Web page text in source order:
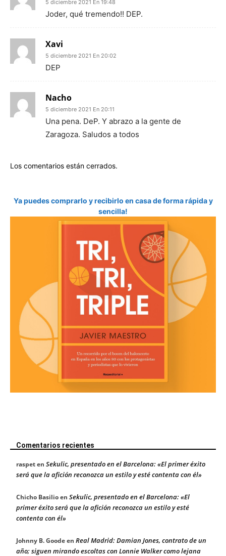
5 diciembre 2021 En 19:48
Joder, qué tremendo!! DEP.
Xavi
5 diciembre 2021 En 20:02
DEP
Nacho
5 diciembre 2021 En 20:11
Una pena. DeP. Y abrazo a la gente de
Zaragoza. Saludos a todos
Los comentarios están cerrados.
Ya puedes comprarlo y recibirlo en casa de forma rápida y
sencilla!
Comentarios recientes
raspeten Sekulic, presentado en el Barcelona: «El primer éxito
será que la afición reconozca un estilo y esté contenta con él»
Chicho Basilioen Sekulic, presentado en el Barcelona: «El
primer éxito será que la afición reconozca un estilo y esté
contenta con él»
Johnny B. Goodeen Real Madrid: Damian Jones, contrato de un
año; siguen mirando escoltas con Lonnie Walker como lejana